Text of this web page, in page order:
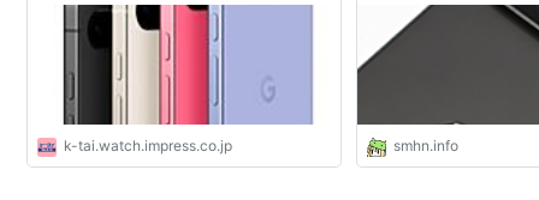
k-tai.watch.impress.co.jp smhn.info